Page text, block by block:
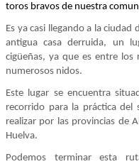
toros bravos de nuestra
Es ya casi llegando a la
antigua casa derruida, un
cigüeñas, ya que es entre los
numerosos nidos.
Este lugar se encuentra
recorrido para la práctica del
realizar por las provincias de
Huelva.
Podemos terminar esta